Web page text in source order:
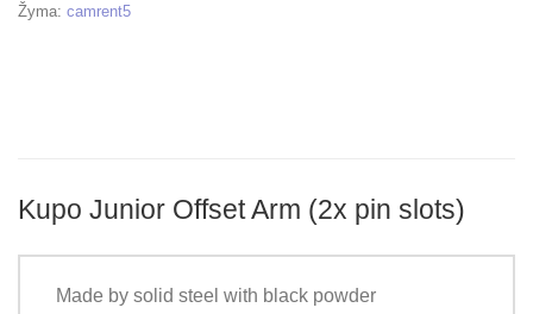
Žyma: camrent5
Kupo Junior Offset Arm (2x pin slots)
Made by solid steel with black powder